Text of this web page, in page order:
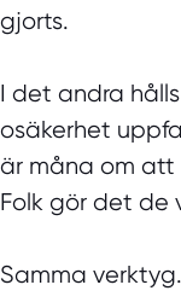
gjorts.
I det andra
osäkerhet
är måna om att
Folk gör det de
Samma